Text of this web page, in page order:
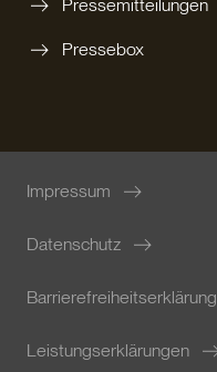
Pressemitteilungen
Pressebox
Impressum
Datenschutz
Barrierefreiheitserklärung
Leistungserklärungen